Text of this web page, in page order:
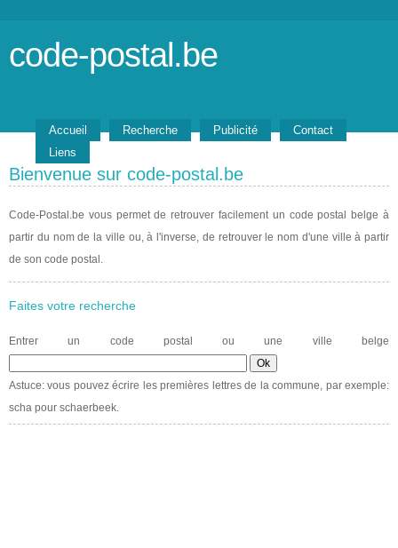
code-postal.be
Accueil Recherche Publicité
Contact
Liens
Bienvenue sur code-postal.be
Code-Postal.be vous permet de retrouver facilement un code postal belge à
partir du nom de la ville ou, à l'inverse, de retrouver le nom d'une ville à partir
de son code postal.
Faites votre recherche
Entrer un code postal ou une ville belge
Astuce: vous pouvez écrire les premières lettres de la commune, par exemple:
scha pour schaerbeek.